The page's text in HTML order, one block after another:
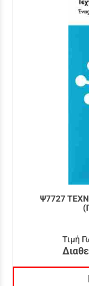
Ψ7727
Τιμή